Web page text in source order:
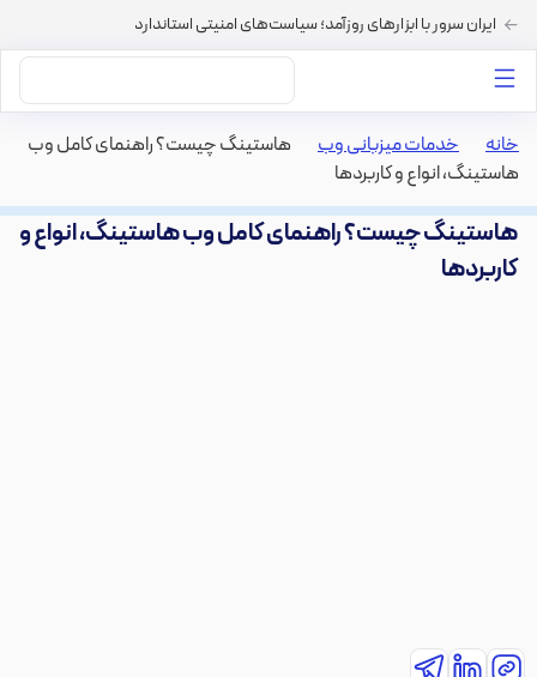
ایران سرور با ابزارهای روزآمد؛ سیاست‌های امنیتی استاندارد
خانه خدمات میزبانی وب
هاستینگ چیست؟ راهنمای کامل وب
هاستینگ، انواع و کاربردها
هاستینگ چیست؟ راهنمای کامل وب هاستینگ، انواع و
کاربردها